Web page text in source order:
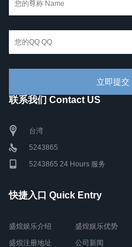
联系我们 Contact US
台湾
5243865
5243865 24 Hours 服务
快捷入口 Quick Entry
盛煌娱乐介绍
盛煌注册地址
盛煌娱乐优势
公司新闻